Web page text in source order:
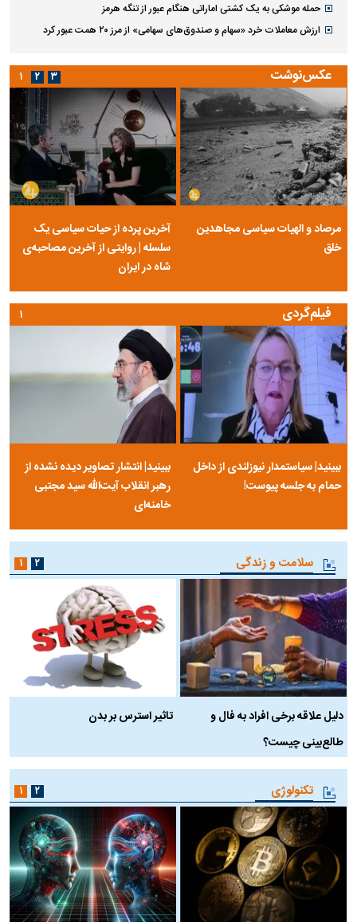
حمله موشکی به یک کشتی اماراتی هنگام عبور از تنگه هرمز
ارزش معاملات خرد «سهام و صندوق‌های سهامی» از مرز ۲۰ همت عبور کرد
عکس‌نوشت
مرصاد و الهیات سیاسی مجاهدین
خلق
آخرین پرده از حیات سیاسی یک
سلسله | روایتی از آخرین مصاحبه‌ی
شاه در ایران
۱ ۲ ۳
فیلم‌گردی
ببینید| سیاستمدار نیوزلندی از داخل
حمام به جلسه پیوست!
ببینید| انتشار تصاویر دیده نشده از
رهبر انقلاب آیت‌الله سید مجتبی
خامنه‌ای
۱
سلامت و زندگی
دلیل علاقه برخی افراد به فال و
طالع‌بینی چیست؟
تاثیر استرس بر بدن
۱ ۲
تکنولوژی ۱ ۲